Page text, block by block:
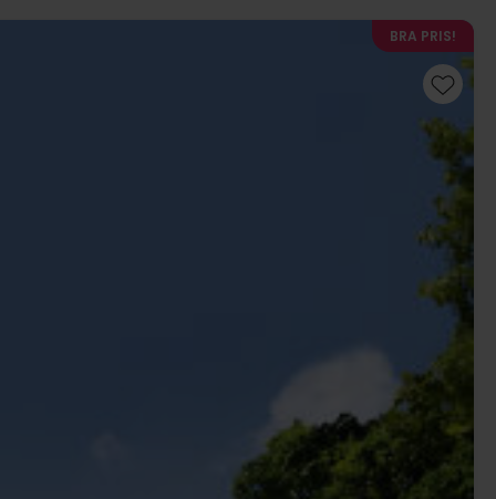
BRA PRIS!